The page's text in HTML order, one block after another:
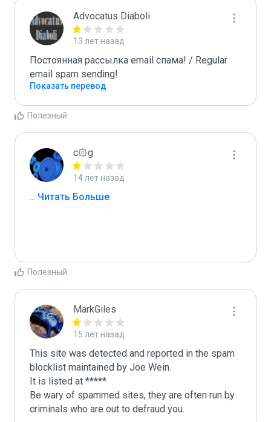
Advocatus Diaboli
13 лет назад
Постоянная рассылка email спама! / Regular
email spam sending!
Показать перевод
Полезный
c۞g
14 лет назад
... Читать Больше
Полезный
MarkGiles
15 лет назад
This site was detected and reported in the spam
blocklist maintained by Joe Wein.
It is listed at *****
Be wary of spammed sites, they are often run by
criminals who are out to defraud you.